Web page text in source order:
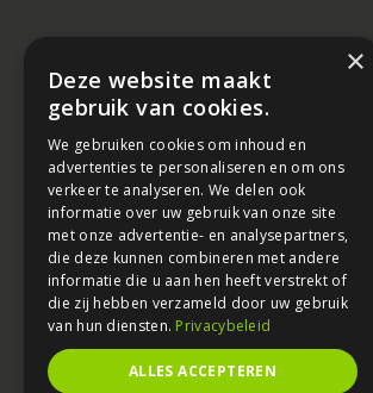
×
Deze website maakt
gebruik van cookies.
We gebruiken cookies om inhoud en
advertenties te personaliseren en om ons
verkeer te analyseren. We delen ook
informatie over uw gebruik van onze site
met onze advertentie- en analysepartners,
die deze kunnen combineren met andere
informatie die u aan hen heeft verstrekt of
die zij hebben verzameld door uw gebruik
van hun diensten. Privacybeleid
ALLES ACCEPTEREN